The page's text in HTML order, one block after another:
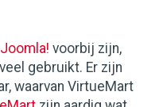
Joomla! voorbij zijn,
gebruikt. Er zijn
waarvan VirtueMart